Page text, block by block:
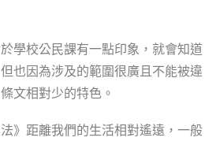
學校公民課有一點印象，就會知道
也因為涉及的範圍很廣且不能被違
文相對少的特色。
》距離我們的生活相對遙遠，一般